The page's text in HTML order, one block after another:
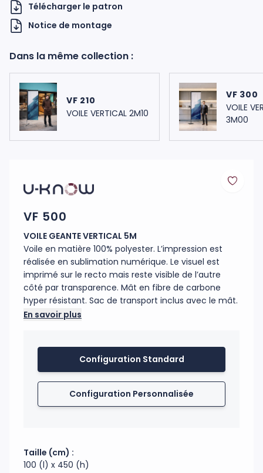
UKNOW
Télécharger le patron
Notice de montage
Dans la même collection :
VF 210
VOILE VERTICAL 2M10
VF 300
VOILE
3M00
VF 500
VOILE GEANTE VERTICAL 5M
Voile en matière 100% polyester. L’impression est
réalisée en sublimation numérique. Le visuel est
imprimé sur le recto mais reste visible de l’autre
côté par transparence. Mât en fibre de carbone
hyper résistant. Sac de transport inclus avec le mât.
Sur la voile, le fourreau noir est en polyester Oxford
360° spécialement conçu pour les Giant Flags. Il est
fortement conseillé de lester ces voiles avec au
Les voiles résistent à un vent fort (70 km/h max).
Montage facile en 2 minutes. Utilisation intérieure et
Fabrication : Chine
En savoir plus
Configuration Standard
Configuration Personnalisée
Taille (cm) :
100 (l) x 450 (h)